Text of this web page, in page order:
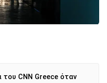
CNN Greece όταν